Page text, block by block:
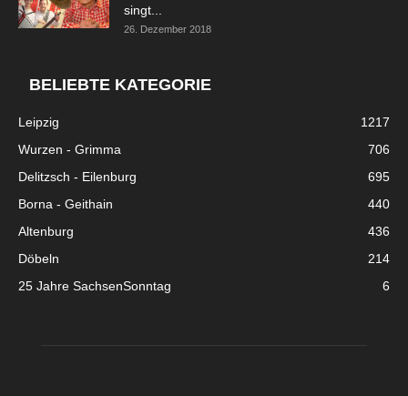
singt...
26. Dezember 2018
BELIEBTE KATEGORIE
Leipzig
1217
Wurzen - Grimma
706
Delitzsch - Eilenburg
695
Borna - Geithain
440
Altenburg
436
Döbeln
214
25 Jahre SachsenSonntag
6